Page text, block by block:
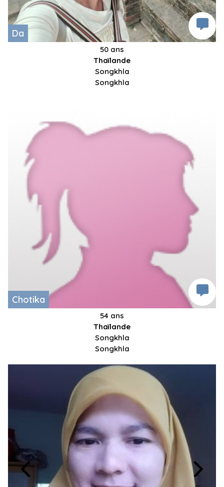
Da
50 ans
Thaïlande
Songkhla
Songkhla
Chotika
54 ans
Thaïlande
Songkhla
Songkhla